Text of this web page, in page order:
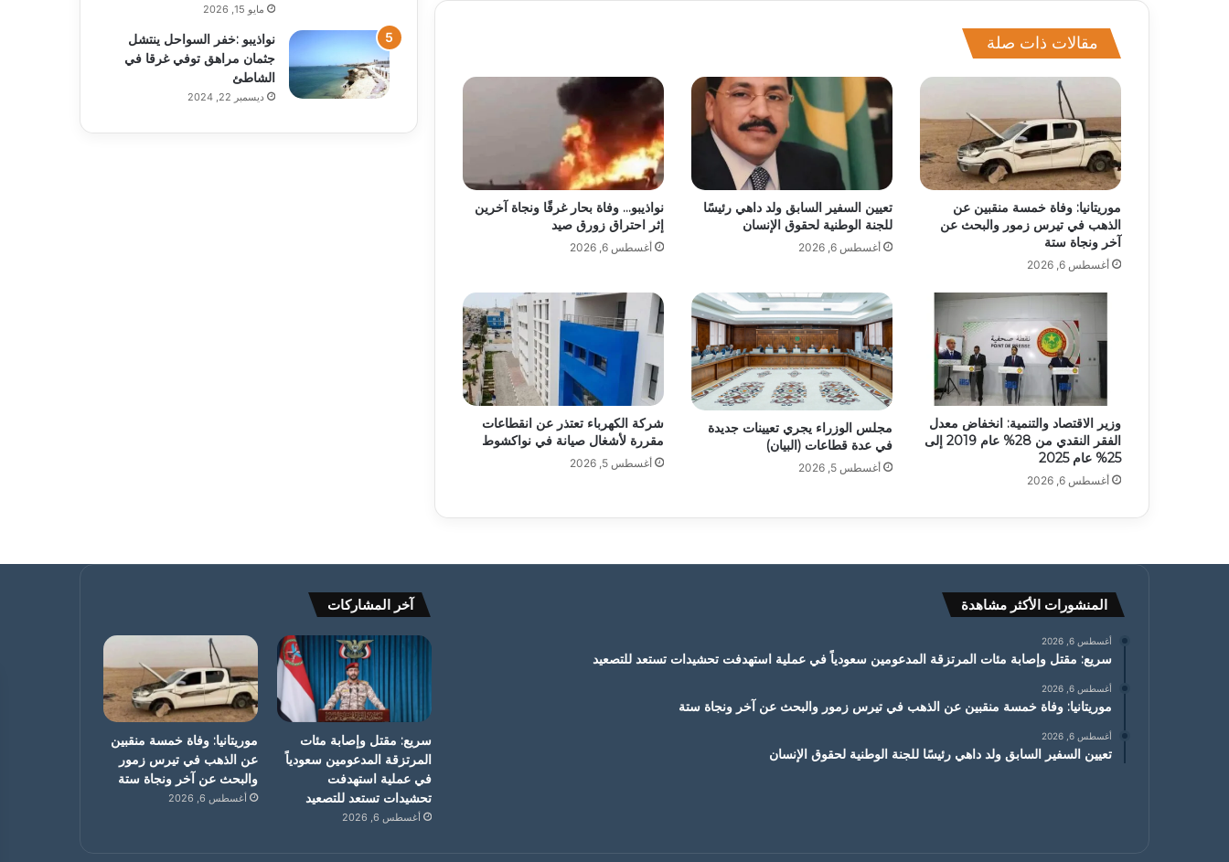
مقالات ذات صلة
موريتانيا: وفاة خمسة منقبين عن
الذهب في تيرس زمور والبحث عن
آخر ونجاة ستة
أغسطس 6, 2026
تعيين السفير السابق ولد داهي رئيسًا
للجنة الوطنية لحقوق الإنسان
أغسطس 6, 2026
نواذيبو… وفاة بحار غرقًا ونجاة آخرين
إثر احتراق زورق صيد
أغسطس 6, 2026
وزير الاقتصاد والتنمية: انخفاض معدل
الفقر النقدي من 28% عام 2019 إلى
25% عام 2025
أغسطس 6, 2026
مجلس الوزراء يجري تعيينات جديدة
في عدة قطاعات (البيان)
أغسطس 5, 2026
شركة الكهرباء تعتذر عن انقطاعات
مقررة لأشغال صيانة في نواكشوط
أغسطس 5, 2026
مايو 15, 2026
نواذيبو :خفر السواحل ينتشل
جثمان مراهق توفي غرقا في
الشاطئ
ديسمبر 22, 2024
المنشورات الأكثر مشاهدة
أغسطس 6, 2026
سريع: مقتل وإصابة مئات المرتزقة المدعومين سعودياً في عملية استهدفت تحشيدات تستعد للتصعيد
أغسطس 6, 2026
موريتانيا: وفاة خمسة منقبين عن الذهب في تيرس زمور والبحث عن آخر ونجاة ستة
أغسطس 6, 2026
تعيين السفير السابق ولد داهي رئيسًا للجنة الوطنية لحقوق الإنسان
آخر المشاركات
سريع: مقتل وإصابة مئات
المرتزقة المدعومين سعودياً
في عملية استهدفت
تحشيدات تستعد للتصعيد
أغسطس 6, 2026
موريتانيا: وفاة خمسة منقبين
عن الذهب في تيرس زمور
والبحث عن آخر ونجاة ستة
أغسطس 6, 2026